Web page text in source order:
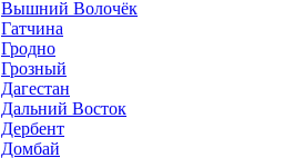
Вышний Волочёк
Гатчина
Гродно
Грозный
Дагестан
Дальний Восток
Дербент
Домбай